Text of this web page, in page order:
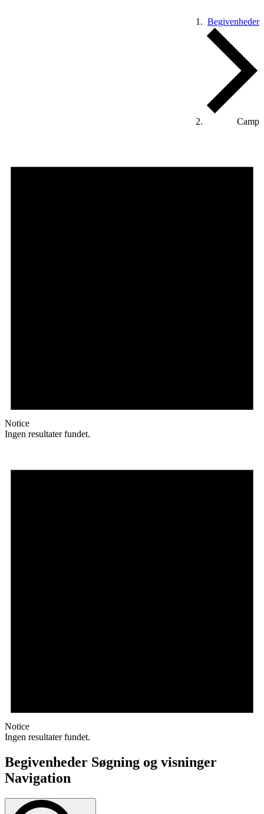
Begivenheder
Camp
Notice
Ingen resultater fundet.
Notice
Ingen resultater fundet.
Begivenheder Søgning og visninger
Navigation